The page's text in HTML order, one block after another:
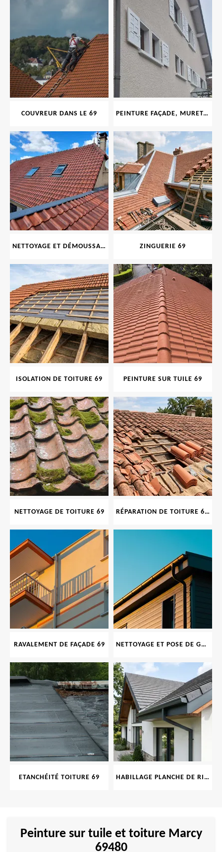
COUVREUR DANS LE 69 PEINTURE FAÇADE, MURET, TOITURE, BOISERIE, FERRONERIE, GOUTTIÈRE 69
NETTOYAGE ET DÉMOUSSAGE DE TOITURE ET FAÇADE 69 ZINGUERIE 69
ISOLATION DE TOITURE 69 PEINTURE SUR TUILE 69
NETTOYAGE DE TOITURE 69 RÉPARATION DE TOITURE 69 RHONE, TUILES CASSÉES OU ABIMÉES
RAVALEMENT DE FAÇADE 69 NETTOYAGE ET POSE DE GOUTTIÈRE 69
ETANCHÉITÉ TOITURE 69 HABILLAGE PLANCHE DE RIVE 69
Peinture sur tuile et toiture Marcy
69480